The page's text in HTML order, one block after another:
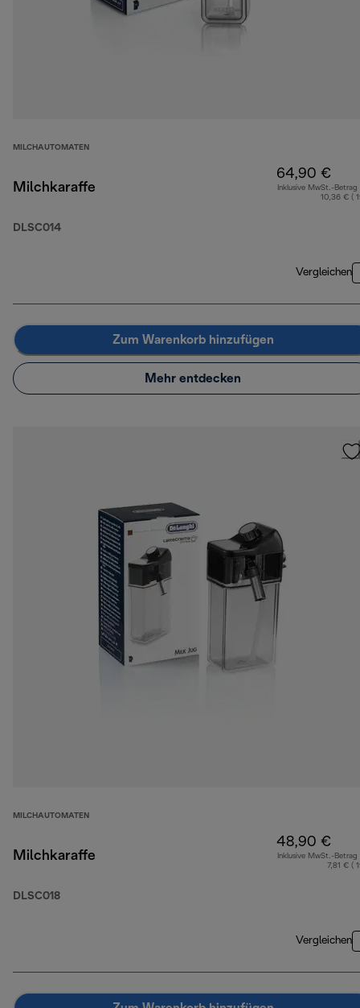
MILCHAUTOMATEN
Milchkaraffe
DLSC014
64,90 €
Inklusive MwSt.-Betrag
10,36 € (
Vergleichen
Zum Warenkorb hinzufügen
Mehr entdecken
MILCHAUTOMATEN
Milchkaraffe
DLSC018
48,90 €
Inklusive MwSt.-Betrag
7,81 € (
Vergleichen